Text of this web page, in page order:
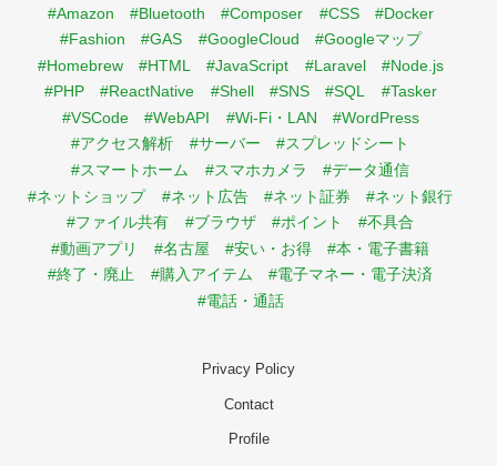
#Amazon #Bluetooth #Composer #CSS
#Docker
#Fashion
#GAS #GoogleCloud
#Googleマップ
#Homebrew
#HTML #JavaScript #Laravel
#Node.js
#PHP
#ReactNative #Shell #SNS #SQL
#Tasker
#VSCode
#WebAPI #Wi-Fi・LAN
#WordPress
#アクセス解析
#サーバー
#スプレッドシート
#スマートホーム
#スマホカメラ
#データ通信
#ネットショップ
#ネット広告 #ネット証券
#ネット銀行
#ファイル共有
#ブラウザ #ポイント
#不具合
#動画アプリ
#名古屋 #安い・お得
#本・電子書籍
#終了・廃止
#購入アイテム
#電子マネー・電子決済
#電話・通話
Privacy Policy
Contact
Profile